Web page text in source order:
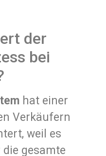
der
bei
hat einer
Verkäufern
weil es
gesamte